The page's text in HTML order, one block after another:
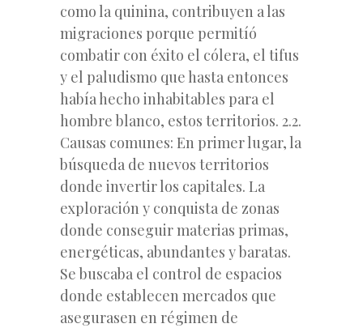
como la quinina, contribuyen a las
migraciones porque permitíó
combatir con éxito el cólera, el tifus
y el paludismo que hasta entonces
había hecho inhabitables para el
hombre blanco, estos territorios. 2.2.
Causas comunes: En primer lugar, la
búsqueda de nuevos territorios
donde invertir los capitales. La
exploración y conquista de zonas
donde conseguir materias primas,
energéticas, abundantes y baratas.
Se buscaba el control de espacios
donde establecen mercados que
asegurasen en régimen de